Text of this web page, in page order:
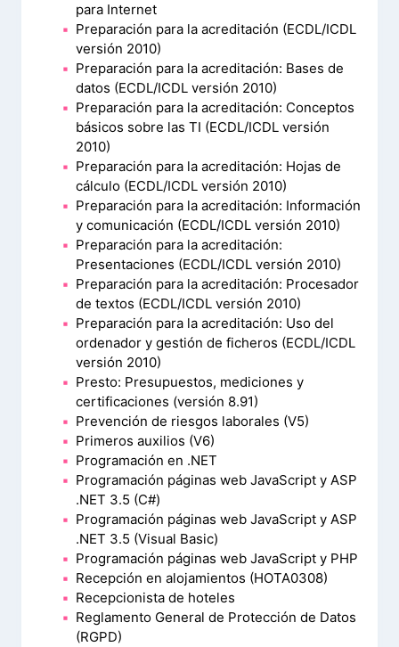
para Internet
Preparación para la acreditación (ECDL/ICDL
versión 2010)
Preparación para la acreditación: Bases de
datos (ECDL/ICDL versión 2010)
Preparación para la acreditación: Conceptos
básicos sobre las TI (ECDL/ICDL versión
2010)
Preparación para la acreditación: Hojas de
cálculo (ECDL/ICDL versión 2010)
Preparación para la acreditación: Información
y comunicación (ECDL/ICDL versión 2010)
Preparación para la acreditación:
Presentaciones (ECDL/ICDL versión 2010)
Preparación para la acreditación: Procesador
de textos (ECDL/ICDL versión 2010)
Preparación para la acreditación: Uso del
ordenador y gestión de ficheros (ECDL/ICDL
versión 2010)
Presto: Presupuestos, mediciones y
certificaciones (versión 8.91)
Prevención de riesgos laborales (V5)
Primeros auxilios (V6)
Programación en .NET
Programación páginas web JavaScript y ASP
.NET 3.5 (C#)
Programación páginas web JavaScript y ASP
.NET 3.5 (Visual Basic)
Programación páginas web JavaScript y PHP
Recepción en alojamientos (HOTA0308)
Recepcionista de hoteles
Reglamento General de Protección de Datos
(RGPD)